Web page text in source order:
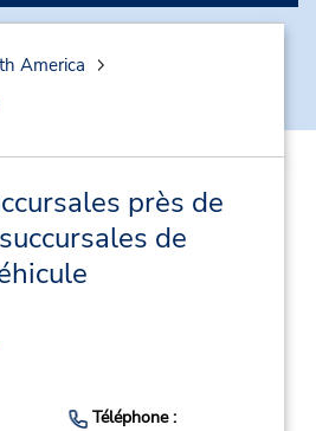
America
près de
de
Téléphone :